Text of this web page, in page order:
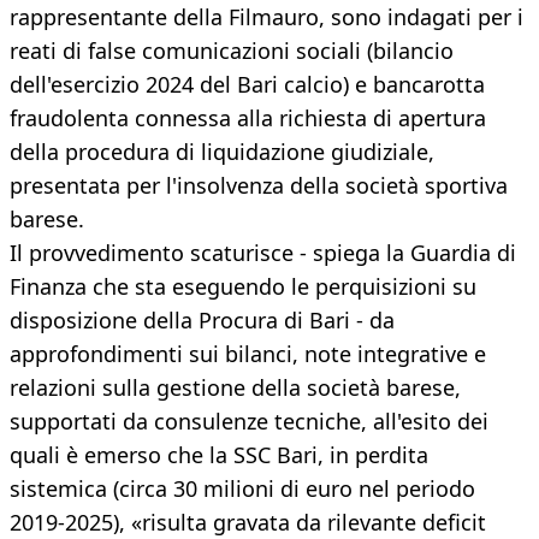
rappresentante della Filmauro, sono indagati per i
reati di false comunicazioni sociali (bilancio
dell'esercizio 2024 del Bari calcio) e bancarotta
fraudolenta connessa alla richiesta di apertura
della procedura di liquidazione giudiziale,
presentata per l'insolvenza della società sportiva
barese.
Il provvedimento scaturisce - spiega la Guardia di
Finanza che sta eseguendo le perquisizioni su
disposizione della Procura di Bari - da
approfondimenti sui bilanci, note integrative e
relazioni sulla gestione della società barese,
supportati da consulenze tecniche, all'esito dei
quali è emerso che la SSC Bari, in perdita
sistemica (circa 30 milioni di euro nel periodo
2019-2025), «risulta gravata da rilevante deficit